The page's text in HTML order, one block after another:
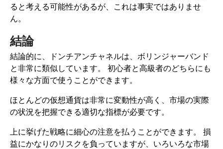
ると考える可能性があるが、これは事実ではありませ
ん。
結論
結論的に、ドンチアンチャネルは、ボリンジャーバンド
と非常に類似しています。 初心者と高級者のどちらにも
様々な方面で使うことができます。
ほとんどの仮想通貨は非常に変動性が高く、市場の実際
の状況を把握できる適切な指標が必要です。
上に挙げた戦略に細心の注意を払うことができます。 損
益にかなりのリスクを負っていますが、いろいろな市場